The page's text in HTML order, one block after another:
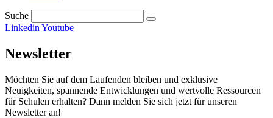
Suche
Linkedin Youtube
Newsletter
Möchten Sie auf dem Laufenden bleiben und exklusive
Neuigkeiten, spannende Entwicklungen und wertvolle Ressourcen
für Schulen erhalten? Dann melden Sie sich jetzt für unseren
Newsletter an!